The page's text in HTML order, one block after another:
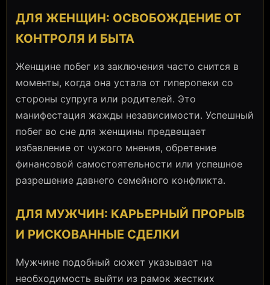
ДЛЯ ЖЕНЩИН: ОСВОБОЖДЕНИЕ ОТ
КОНТРОЛЯ И БЫТА
Женщине побег из заключения часто снится в
моменты, когда она устала от гиперопеки со
стороны супруга или родителей. Это
манифестация жажды независимости. Успешный
побег во сне для женщины предвещает
избавление от чужого мнения, обретение
финансовой самостоятельности или успешное
разрешение давнего семейного конфликта.
ДЛЯ МУЖЧИН: КАРЬЕРНЫЙ ПРОРЫВ
И РИСКОВАННЫЕ СДЕЛКИ
Мужчине подобный сюжет указывает на
необходимость выйти из рамок жестких